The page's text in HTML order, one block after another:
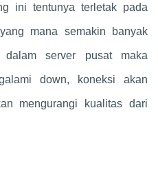
ini tentunya terletak pada
mana semakin banyak
dalam server pusat maka
down, koneksi akan
mengurangi kualitas dari